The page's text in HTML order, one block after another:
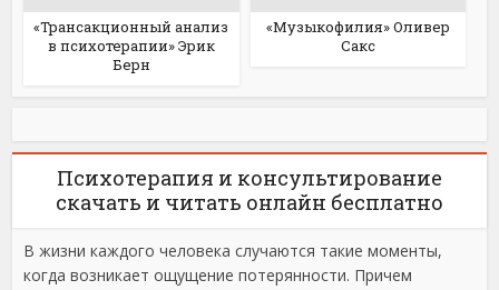
«Трансакционный анализ
в психотерапии» Эрик
Берн
«Музыкофилия» Оливер
Сакс
Психотерапия и консультирование
скачать и читать онлайн бесплатно
В жизни каждого человека случаются такие моменты,
когда возникает ощущение потерянности. Причем